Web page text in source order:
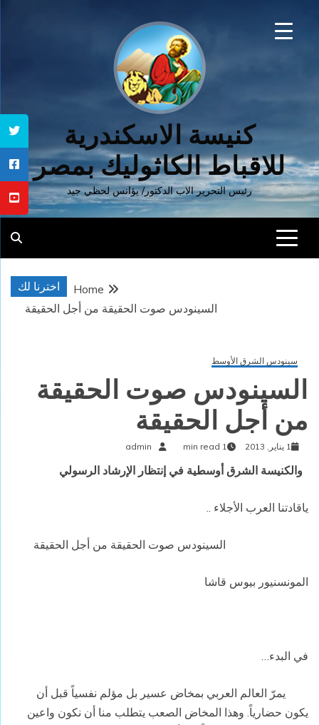
كنيسة الاسكندرية
للاقباط الكاثوليك بمصر
رئيس التحرير الاب الدكتور/ يؤانس لحظي جيد
اخترنا لك
Home
السينودس صوت الحقيقة من أجل الحقيقة
سينودس الشرق الأوسط
السينودس صوت الحقيقة
من أجل الحقيقة
1 يناير, 2013 1 min read
admin
والكنيسة الشرق أوسطية في إنتظار الإرشاد الرسولي
ياقادتنا العرب الأجلاء ..
السينودس صوت الحقيقة من أجل الحقيقة
المونسنيور بيوس قاشا
في البدء…
يمرّ العالم العربي بمخاض عسير بل مؤلم نفسياً قبل أن
يكون حضارياً. وهذا المخاض الصعب يتطلب منا أن نكون واعين